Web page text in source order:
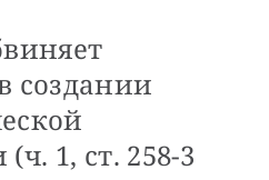
создании
1, ст. 258-3